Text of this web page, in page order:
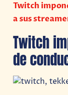
Twitch
a sus
Twitch
de